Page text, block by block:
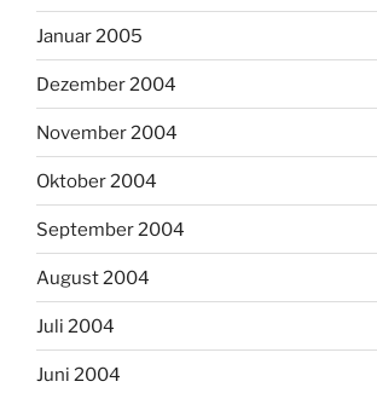
Januar 2005
Dezember 2004
November 2004
Oktober 2004
September 2004
August 2004
Juli 2004
Juni 2004